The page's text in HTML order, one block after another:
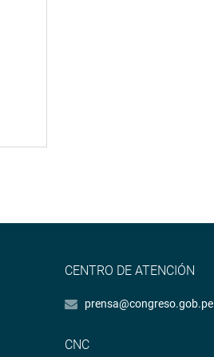
CENTRO DE ATENCIÓN
prensa@congreso.gob.pe
CNC